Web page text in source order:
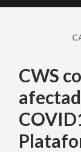
mobile
CWS